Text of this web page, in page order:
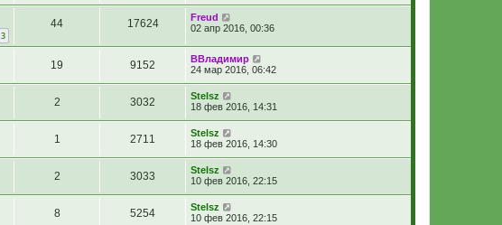
3
44 17624
Freud
02 апр 2016, 00:36
19 9152
ВВладимир
24 мар 2016, 06:42
2 3032
Stelsz
18 фев 2016, 14:31
1 2711
Stelsz
18 фев 2016, 14:30
2 3033
Stelsz
10 фев 2016, 22:15
8 5254
Stelsz
10 фев 2016, 22:15